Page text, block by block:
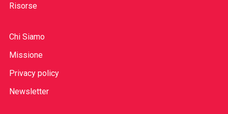
Risorse
Chi Siamo
Missione
Privacy policy
Newsletter